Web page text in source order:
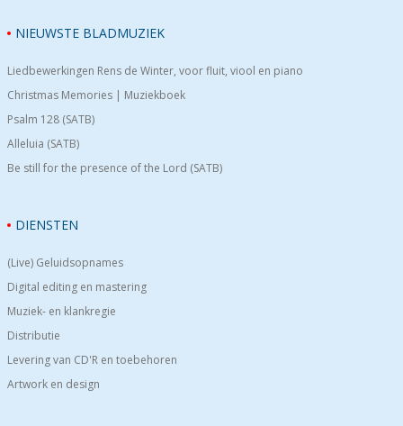
NIEUWSTE BLADMUZIEK
Liedbewerkingen Rens de Winter, voor fluit, viool en piano
Christmas Memories | Muziekboek
Psalm 128 (SATB)
Alleluia (SATB)
Be still for the presence of the Lord (SATB)
DIENSTEN
(Live) Geluidsopnames
Digital editing en mastering
Muziek- en klankregie
Distributie
Levering van CD'R en toebehoren
Artwork en design